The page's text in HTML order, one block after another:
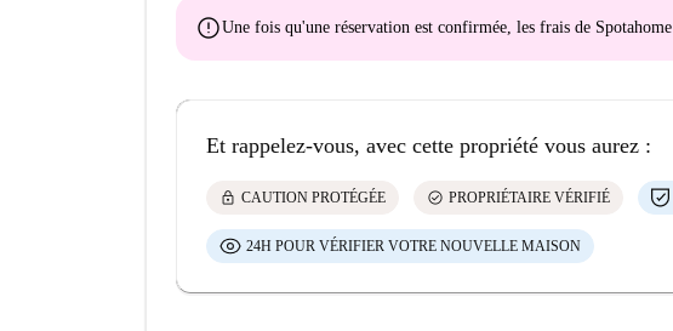
errorUne fois qu'une réservation est confirmée, les frais de Spotahome
Et rappelez-vous, avec cette propriété vous aurez :
lock CAUTION PROTÉGÉE check_circle PROPRIÉTAIRE VÉRIFIÉ
24H POUR VÉRIFIER VOTRE NOUVELLE MAISON